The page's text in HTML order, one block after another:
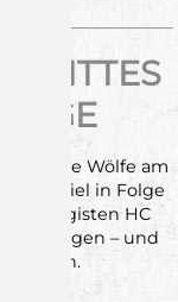
DRITTES
für die Wölfe am
in Folge
HC
bestätigen – und